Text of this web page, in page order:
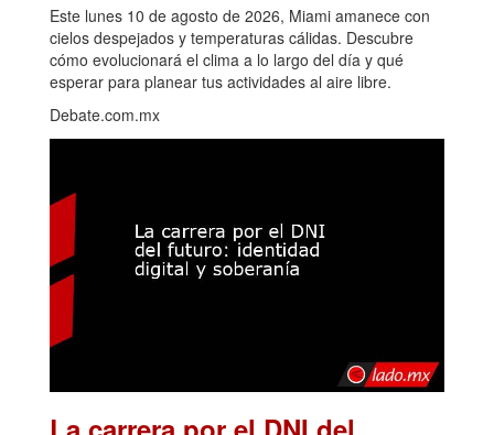
Este lunes 10 de agosto de 2026, Miami amanece con
cielos despejados y temperaturas cálidas. Descubre
cómo evolucionará el clima a lo largo del día y qué
esperar para planear tus actividades al aire libre.
Debate.com.mx